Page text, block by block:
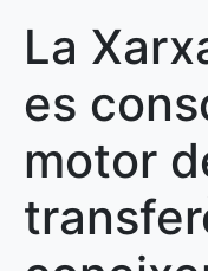
La
es
motor